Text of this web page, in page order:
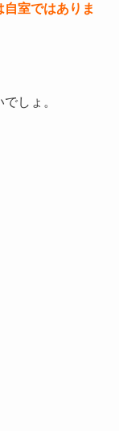
室ではありま
しょ。